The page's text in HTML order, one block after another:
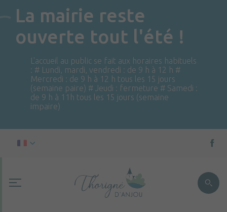
La mairie reste
ouverte tout l'été !
L'accueil au public se fait aux horaires habituels
: # Lundi, mardi, vendredi : de 9 h à 12 h #
Mercredi : de 9 h à 12 h tous les 15 jours
(semaine paire) # Jeudi : fermeture # Samedi :
de 9 h à 11h tous les 15 jours (semaine
impaire)